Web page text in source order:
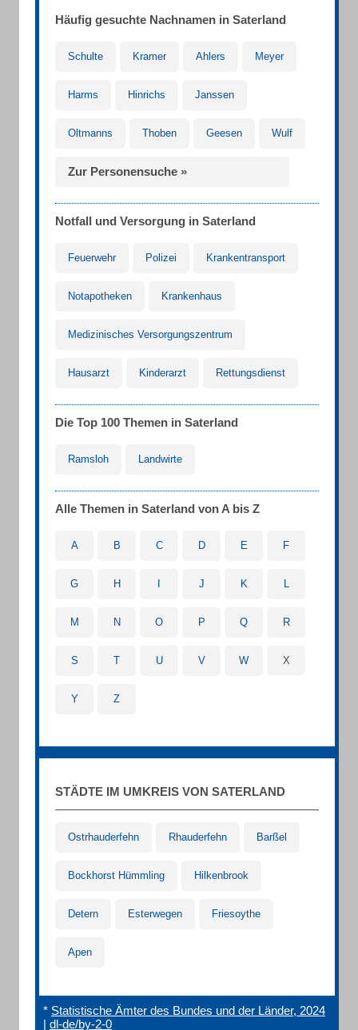
Häufig gesuchte Nachnamen in Saterland
Schulte Kramer Ahlers Meyer
Harms Hinrichs Janssen
Oltmanns Thoben Geesen Wulf
Zur Personensuche »
Notfall und Versorgung in Saterland
Feuerwehr Polizei Krankentransport
Notapotheken Krankenhaus
Medizinisches Versorgungszentrum
Hausarzt Kinderarzt Rettungsdienst
Die Top 100 Themen in Saterland
Ramsloh Landwirte
Alle Themen in Saterland von A bis Z
A B C D E F
G H J K L
M N O P Q R
S T U V W X
Y Z
STÄDTE IM UMKREIS VON SATERLAND
Ostrhauderfehn Rhauderfehn Barßel
Bockhorst Hümmling Hilkenbrook
Detern Esterwegen Friesoythe
Apen
* Statistische Ämter des Bundes und der Länder, 2024
| dl-de/by-2-0